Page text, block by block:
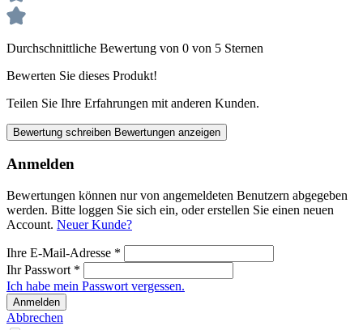
Durchschnittliche Bewertung von 0 von 5 Sternen
Bewerten Sie dieses Produkt!
Teilen Sie Ihre Erfahrungen mit anderen Kunden.
Bewertung schreiben Bewertungen anzeigen
Anmelden
Bewertungen können nur von angemeldeten Benutzern abgegeben
werden. Bitte loggen Sie sich ein, oder erstellen Sie einen neuen
Account. Neuer Kunde?
Ihre E-Mail-Adresse *
Ihr Passwort *
Ich habe mein Passwort vergessen.
Anmelden
Abbrechen